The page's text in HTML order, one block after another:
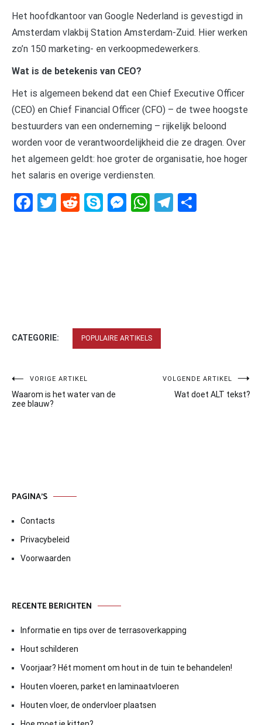
Het hoofdkantoor van Google Nederland is gevestigd in
Amsterdam vlakbij Station Amsterdam-Zuid. Hier werken
zo’n 150 marketing- en verkoopmedewerkers.
Wat is de betekenis van CEO?
Het is algemeen bekend dat een Chief Executive Officer
(CEO) en Chief Financial Officer (CFO) – de twee hoogste
bestuurders van een onderneming – rijkelijk beloond
worden voor de verantwoordelijkheid die ze dragen. Over
het algemeen geldt: hoe groter de organisatie, hoe hoger
het salaris en overige verdiensten.
Facebook
Twitter
RedditSkypeMessenger
WhatsApp
Telegram
CATEGORIE: POPULAIRE ARTIKELS
Bericht
navigatie
VORIGE ARTIKEL
Waarom is het water van de
zee blauw?
VOLGENDE ARTIKEL
Wat doet ALT tekst?
PAGINA’S
Contacts
Privacybeleid
Voorwaarden
RECENTE BERICHTEN
Informatie en tips over de terrasoverkapping
Hout schilderen
Voorjaar? Hét moment om hout in de tuin te behandelen!
Houten vloeren, parket en laminaatvloeren
Houten vloer, de ondervloer plaatsen